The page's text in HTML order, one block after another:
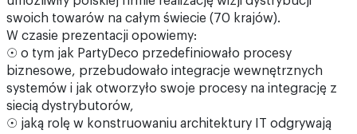
swoich towarów na całym świecie (70 krajów).
W czasie prezentacji opowiemy:
☉ o tym jak PartyDeco przedefiniowało procesy
biznesowe, przebudowało integracje wewnętrznych
systemów i jak otworzyło swoje procesy na integrację z
siecią dystrybutorów,
☉ jaką rolę w konstruowaniu architektury IT odgrywają